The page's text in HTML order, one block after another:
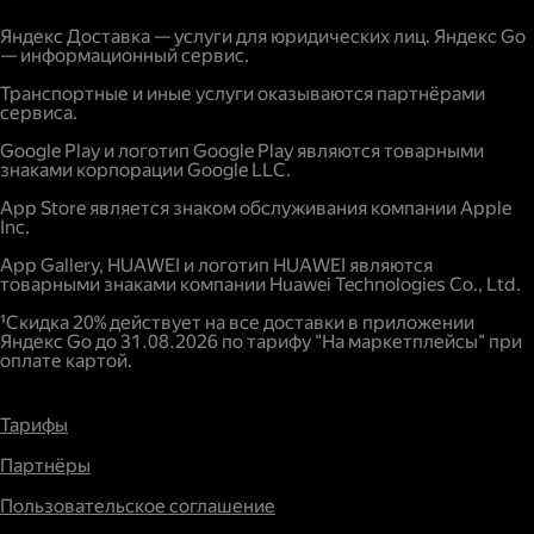
Расстояние;
Наличие дополнительных опций и услуг;
Повышенный спрос.
Яндекс Доставка — услуги для юридических лиц. Яндекс Go
— информационный сервис.
Транспортные и иные услуги оказываются партнёрами
сервиса.
Google Play и логотип Google Play являются товарными
знаками корпорации Google LLC.
App Store является знаком обслуживания компании Apple
Inc.
App Gallery, HUAWEI и логотип HUAWEI являются
товарными знаками компании Huawei Technologies Co., Ltd.
¹Скидка 20% действует на все доставки в приложении
Яндекс Go до 31.08.2026 по тарифу "На маркетплейсы" при
оплате картой.
Тарифы
Партнёры
Пользовательское соглашение